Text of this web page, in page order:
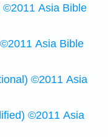
©2011 Asia Bible
Asia Bible
©2011 Asia
©2011 Asia